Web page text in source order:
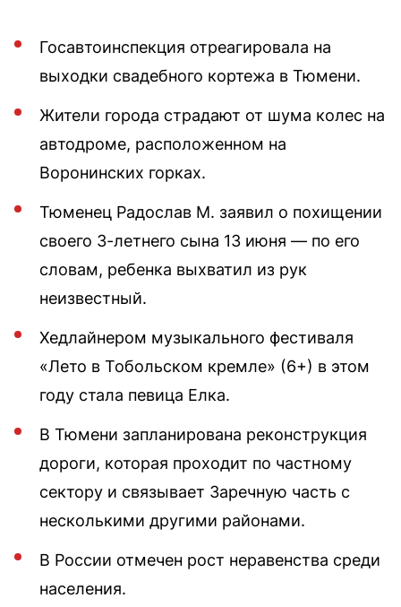
Госавтоинспекция отреагировала на
выходки свадебного кортежа в Тюмени.
Жители города страдают от шума колес на
автодроме, расположенном на
Воронинских горках.
Тюменец Радослав М. заявил о похищении
своего 3-летнего сына 13 июня — по его
словам, ребенка выхватил из рук
неизвестный.
Хедлайнером музыкального фестиваля
«Лето в Тобольском кремле» (6+) в этом
году стала певица Елка.
В Тюмени запланирована реконструкция
дороги, которая проходит по частному
сектору и связывает Заречную часть с
несколькими другими районами.
В России отмечен рост неравенства среди
населения.